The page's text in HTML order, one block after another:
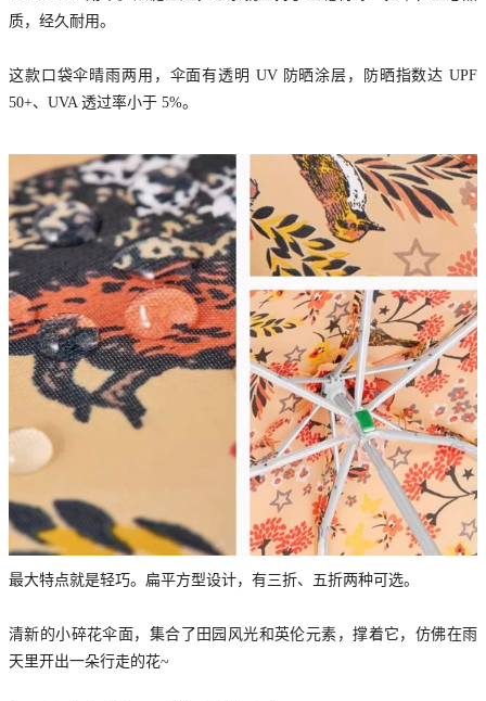
质，经久耐用。
这款口袋伞晴雨两用，伞面有透明 UV 防晒涂层，防晒指数达 UPF
50+、UVA 透过率小于 5%。
最大特点就是轻巧。扁平方型设计，有三折、五折两种可选。
清新的小碎花伞面，集合了田园风光和英伦元素，撑着它，仿佛在雨
天里开出一朵行走的花~